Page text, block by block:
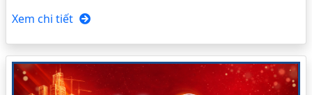
Xem chi tiết